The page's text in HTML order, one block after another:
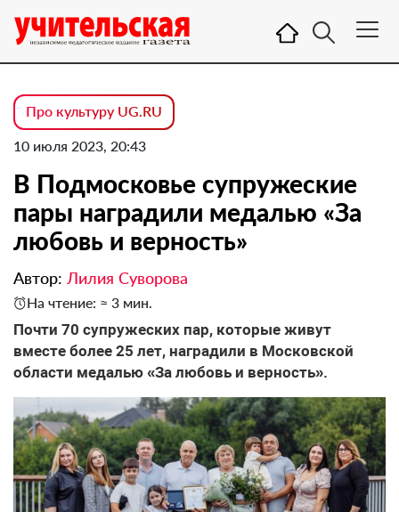
Про культуру UG.RU
10 июля 2023, 20:43
В Подмосковье супружеские
пары наградили медалью «За
любовь и верность»
Автор: Лилия Суворова
На чтение: ≈ 3 мин.
Почти 70 супружеских пар, которые живут
вместе более 25 лет, наградили в Московской
области медалью «За любовь и верность».